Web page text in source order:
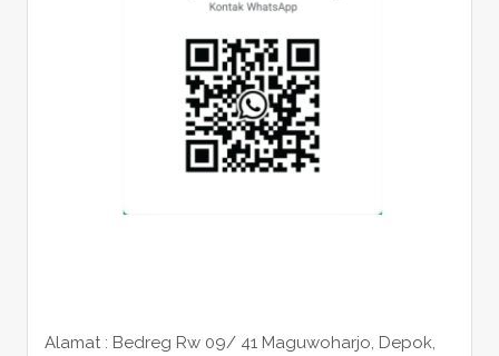
Alamat : Bedreg Rw 09/ 41 Maguwoharjo, Depok,